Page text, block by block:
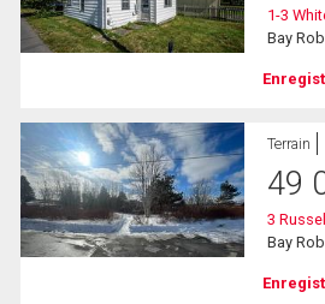
1-3
Bay
Terrain
49
3
Bay